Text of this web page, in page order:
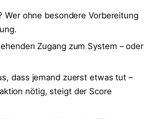
Wer ohne besondere Vorbereitung
Zugang zum System – oder
dass jemand zuerst etwas tut –
nötig, steigt der Score